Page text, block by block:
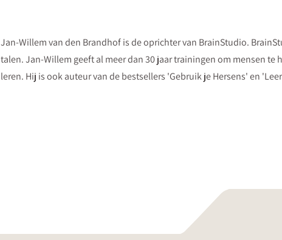
Jan-Willem van den Brandhof is de oprichter van BrainStudio.
talen. Jan-Willem geeft al meer dan 30 jaar trainingen om mensen te
leren. Hij is ook auteur van de bestsellers 'Gebruik je Hersens' en